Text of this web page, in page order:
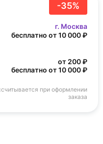
-35%
г. Москва
бесплатно от 10 000 ₽
от 200 ₽
бесплатно от 10 000 ₽
при оформлении
заказа